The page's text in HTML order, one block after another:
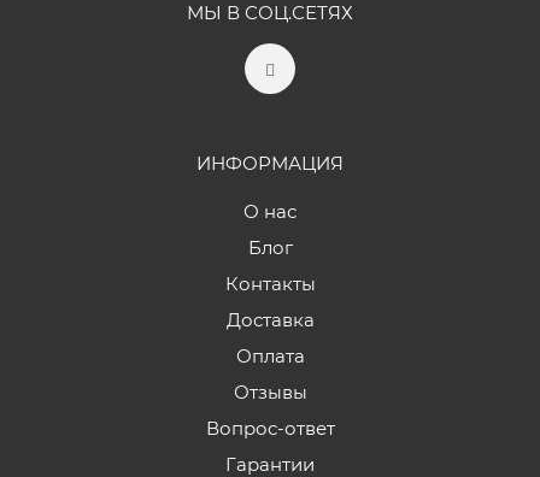
МЫ В СОЦ.СЕТЯХ
ИНФОРМАЦИЯ
О нас
Блог
Контакты
Доставка
Оплата
Отзывы
Вопрос-ответ
Гарантии